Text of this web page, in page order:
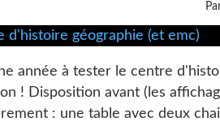
année à tester le centre
! Disposition avant (les
: une table avec deux